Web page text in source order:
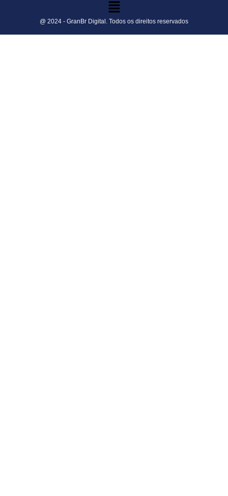
@ 2024 - GranBr Digital. Todos os direitos reservados